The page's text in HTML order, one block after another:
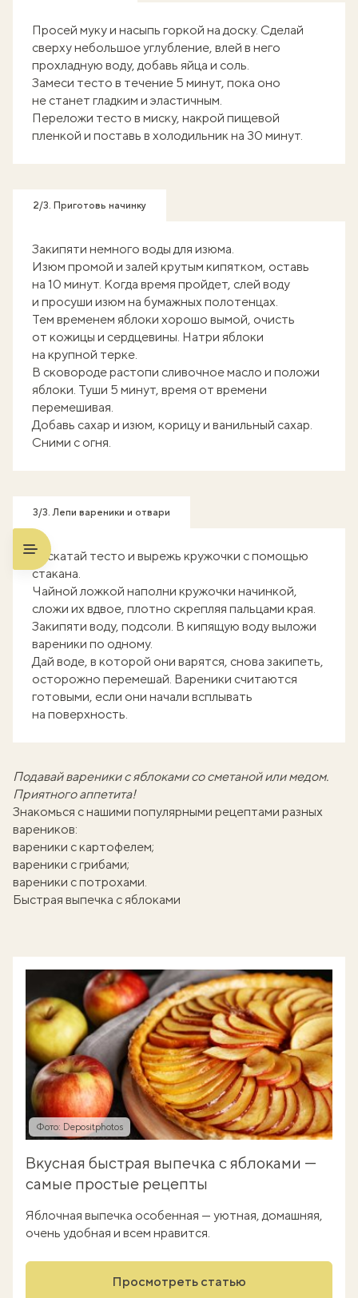
Просей муку и насыпь горкой на доску. Сделай
сверху небольшое углубление, влей в него
прохладную воду, добавь яйца и соль.
Замеси тесто в течение 5 минут, пока оно
не станет гладким и эластичным.
Переложи тесто в миску, накрой пищевой
пленкой и поставь в холодильник на 30 минут.
2/3. Приготовь начинку
Закипяти немного воды для изюма.
Изюм промой и залей крутым кипятком, оставь
на 10 минут. Когда время пройдет, слей воду
и просуши изюм на бумажных полотенцах.
Тем временем яблоки хорошо вымой, очисть
от кожицы и сердцевины. Натри яблоки
на крупной терке.
В сковороде растопи сливочное масло и положи
яблоки. Туши 5 минут, время от времени
перемешивая.
Добавь сахар и изюм, корицу и ванильный сахар.
Сними с огня.
3/3. Лепи вареники и отвари
Раскатай тесто и вырежь кружочки с помощью
стакана.
Чайной ложкой наполни кружочки начинкой,
сложи их вдвое, плотно скрепляя пальцами края.
Закипяти воду, подсоли. В кипящую воду выложи
вареники по одному.
Дай воде, в которой они варятся, снова закипеть,
осторожно перемешай. Вареники считаются
готовыми, если они начали всплывать
на поверхность.
Подавай вареники с яблоками со сметаной или медом.
Приятного аппетита!
Знакомься с нашими популярными рецептами разных
вареников:
вареники с картофелем;
вареники с грибами;
вареники с потрохами.
Быстрая выпечка с яблоками
Фото: Depositphotos
Вкусная быстрая выпечка с яблоками —
самые простые рецепты
Яблочная выпечка особенная — уютная, домашняя,
очень удобная и всем нравится.
Просмотреть статью